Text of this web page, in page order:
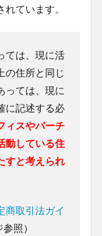
ています。
ては、現に活
の住所と同じ
っては、現に
に記述する必
ィスやバーチ
動している住
すと考えられ
商取引法ガイ
照）